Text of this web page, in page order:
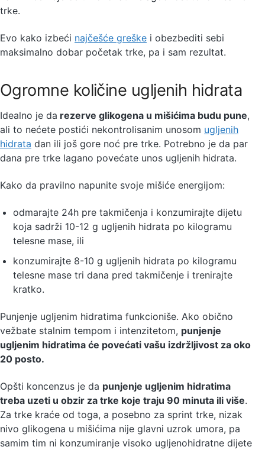
trke.
Evo kako izbeći najčešće greške i obezbediti sebi
maksimalno dobar početak trke, pa i sam rezultat.
Ogromne količine ugljenih hidrata
Idealno je da rezerve glikogena u mišićima budu pune,
ali to nećete postići nekontrolisanim unosom ugljenih
hidrata dan ili još gore noć pre trke. Potrebno je da par
dana pre trke lagano povećate unos ugljenih hidrata.
Kako da pravilno napunite svoje mišiće energijom:
odmarajte 24h pre takmičenja i konzumirajte dijetu
koja sadrži 10-12 g ugljenih hidrata po kilogramu
telesne mase, ili
konzumirajte 8-10 g ugljenih hidrata po kilogramu
telesne mase tri dana pred takmičenje i trenirajte
kratko.
Punjenje ugljenim hidratima funkcioniše. Ako obično
vežbate stalnim tempom i intenzitetom, punjenje
ugljenim hidratima će povećati vašu izdržljivost za oko
20 posto.
Opšti koncenzus je da punjenje ugljenim hidratima
treba uzeti u obzir za trke koje traju 90 minuta ili više.
Za trke kraće od toga, a posebno za sprint trke, nizak
nivo glikogena u mišićima nije glavni uzrok umora, pa
samim tim ni konzumiranje visoko ugljenohidratne dijete